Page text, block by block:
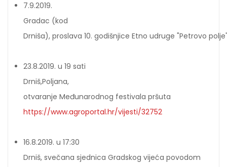
7.9.2019.
Gradac (kod
Drniša), proslava 10. godišnjice Etno udruge "Petrovo
23.8.2019. u 19 sati
Drniš,Poljana,
otvaranje Međunarodnog festivala pršuta
https://www.agroportal.hr/vijesti/32752
16.8.2019. u 17:30
Drniš, svečana sjednica Gradskog vijeća povodom